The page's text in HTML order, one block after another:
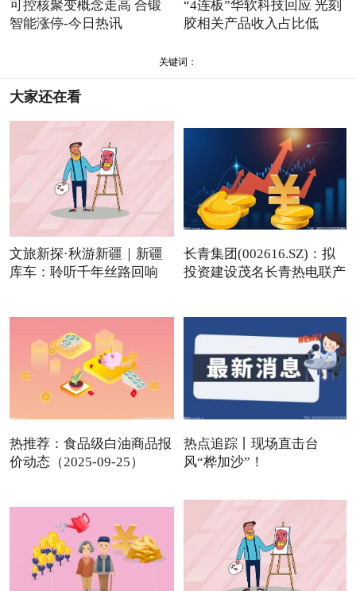
可控核聚变概念走高 合锻
智能涨停-今日热讯
“4连板”华软科技回应 光刻
胶相关产品收入占比低
关键词：
大家还在看
文旅新探·秋游新疆｜新疆
库车：聆听千年丝路回响
长青集团(002616.SZ)：拟
投资建设茂名长青热电联产
热推荐：食品级白油商品报
价动态（2025-09-25）
热点追踪丨现场直击台
风“桦加沙”！